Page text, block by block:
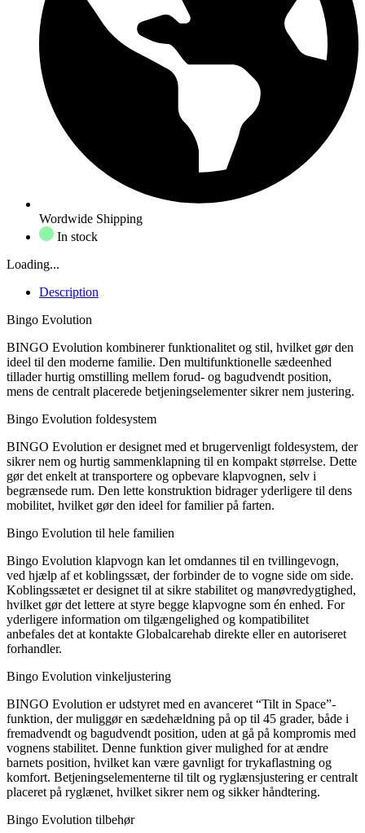
Wordwide Shipping
In stock
Loading...
Description
Bingo Evolution
BINGO Evolution kombinerer funktionalitet og stil, hvilket gør den
ideel til den moderne familie. Den multifunktionelle sædeenhed
tillader hurtig omstilling mellem forud- og bagudvendt position,
mens de centralt placerede betjeningselementer sikrer nem justering.
Bingo Evolution foldesystem
BINGO Evolution er designet med et brugervenligt foldesystem, der
sikrer nem og hurtig sammenklapning til en kompakt størrelse. Dette
gør det enkelt at transportere og opbevare klapvognen, selv i
begrænsede rum. Den lette konstruktion bidrager yderligere til dens
mobilitet, hvilket gør den ideel for familier på farten.
Bingo Evolution til hele familien
Bingo Evolution klapvogn kan let omdannes til en tvillingevogn,
ved hjælp af et koblingssæt, der forbinder de to vogne side om side.
Koblingssætet er designet til at sikre stabilitet og manøvredygtighed,
hvilket gør det lettere at styre begge klapvogne som én enhed. For
yderligere information om tilgængelighed og kompatibilitet
anbefales det at kontakte Globalcarehab direkte eller en autoriseret
forhandler.
Bingo Evolution vinkeljustering
BINGO Evolution er udstyret med en avanceret “Tilt in Space”-
funktion, der muliggør en sædehældning på op til 45 grader, både i
fremadvendt og bagudvendt position, uden at gå på kompromis med
vognens stabilitet. Denne funktion giver mulighed for at ændre
barnets position, hvilket kan være gavnligt for trykaflastning og
komfort. Betjeningselementerne til tilt og ryglænsjustering er centralt
placeret på ryglænet, hvilket sikrer nem og sikker håndtering.
Bingo Evolution tilbehør